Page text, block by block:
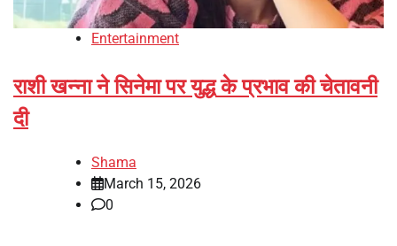
Entertainment
राशी खन्ना ने सिनेमा पर युद्ध के प्रभाव की चेतावनी
दी
Shama
March 15, 2026
0